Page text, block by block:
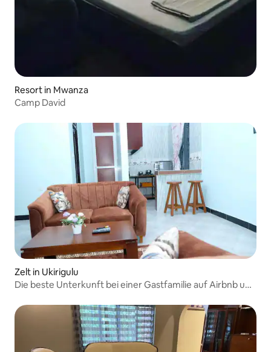
Resort in Mwanza
Camp David
Zelt in Ukirigulu
Die beste Unterkunft bei einer Gastfamilie auf Airbnb und